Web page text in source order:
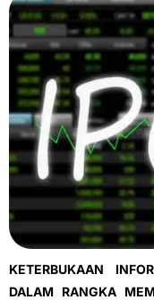
KETERBUKAAN
DALAM RANGKA